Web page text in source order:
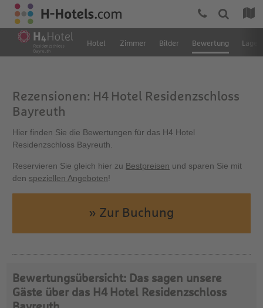
Hotel Zimmer Bilder Bewertung Lage
Rezensionen: H4 Hotel Residenzschloss
Bayreuth
Hier finden Sie die Bewertungen für das H4 Hotel
Residenzschloss Bayreuth.
Reservieren Sie gleich hier zu Bestpreisen und sparen Sie mit
den speziellen Angeboten!
» Zur Buchung
Bewertungsübersicht: Das sagen unsere
Gäste über das H4 Hotel Residenzschloss